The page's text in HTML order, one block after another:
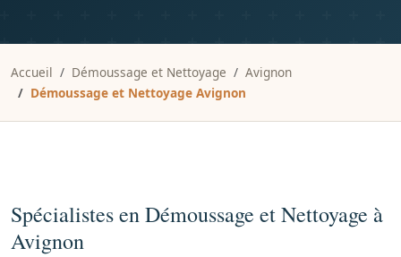
Accueil Démoussage et Nettoyage
Avignon
Démoussage et Nettoyage Avignon
Spécialistes en Démoussage et Nettoyage à
Avignon